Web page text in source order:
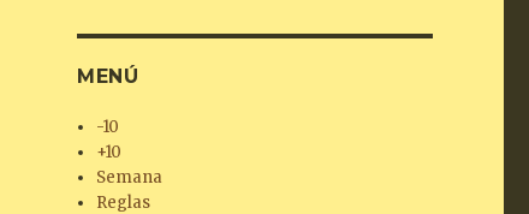
MENÚ
-10
+10
Semana
Reglas